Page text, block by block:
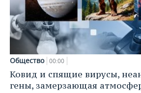
Общество 00:00
Ковид и спящие вирусы,
гены, замерзающая